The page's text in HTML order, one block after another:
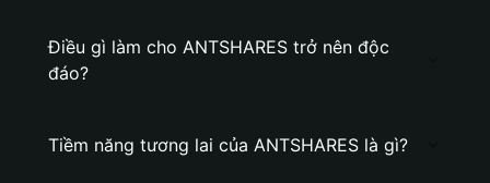
Điều gì làm cho ANTSHARES trở nên độc
đáo?
Tiềm năng tương lai của ANTSHARES là gì?